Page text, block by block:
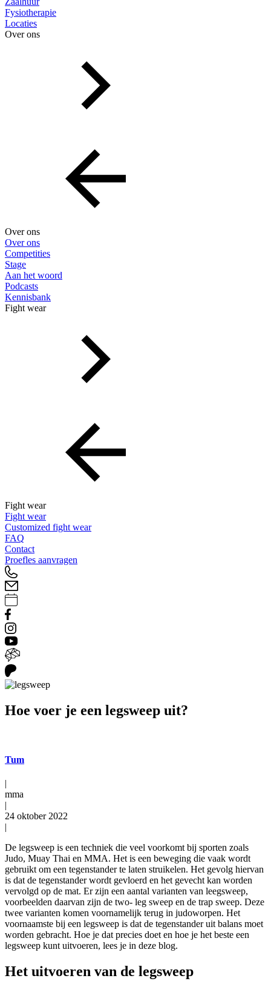
Fysiotherapie
Locaties
Over ons
Over ons
Over ons
Competities
Stage
Aan het woord
Podcasts
Kennisbank
Fight wear
Fight wear
Fight wear
Customized fight wear
FAQ
Contact
Proefles aanvragen
Hoe voer je een legsweep uit?
Tum
|
mma
|
24 oktober 2022
|
De legsweep is een techniek die veel voorkomt bij sporten zoals
Judo, Muay Thai en MMA. Het is een beweging die vaak wordt
gebruikt om een tegenstander te laten struikelen. Het gevolg hiervan
is dat de tegenstander wordt gevloerd en het gevecht kan worden
vervolgd op de mat. Er zijn een aantal varianten van leegsweep,
voorbeelden daarvan zijn de two- leg sweep en de trap sweep. Deze
twee varianten komen voornamelijk terug in judoworpen. Het
voornaamste bij een legsweep is dat de tegenstander uit balans moet
worden gebracht. Hoe je dat precies doet en hoe je het beste een
legsweep kunt uitvoeren, lees je in deze blog.
Het uitvoeren van de legsweep